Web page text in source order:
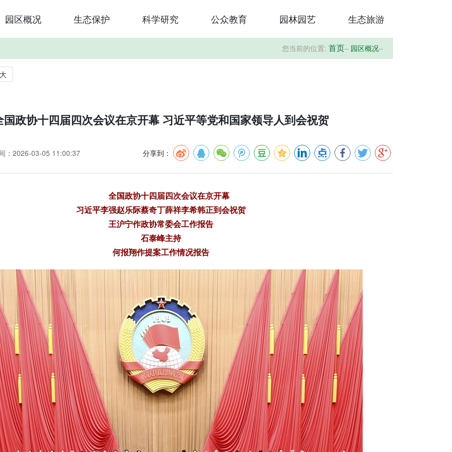
园区概况 生态保护 科学研究 公众教育 园林园艺 生态旅游
您当前的位置: 首页– 园区概况–
国政协十四届四次会议在京开幕 习近平等党和国家领导人到会祝贺
：2026-03-05 11:00:37 分享到：
全国政协十四届四次会议在京开幕
习近平李强赵乐际蔡奇丁薛祥李希韩正到会祝贺
王沪宁作政协常委会工作报告
石泰峰主持
何报翔作提案工作情况报告